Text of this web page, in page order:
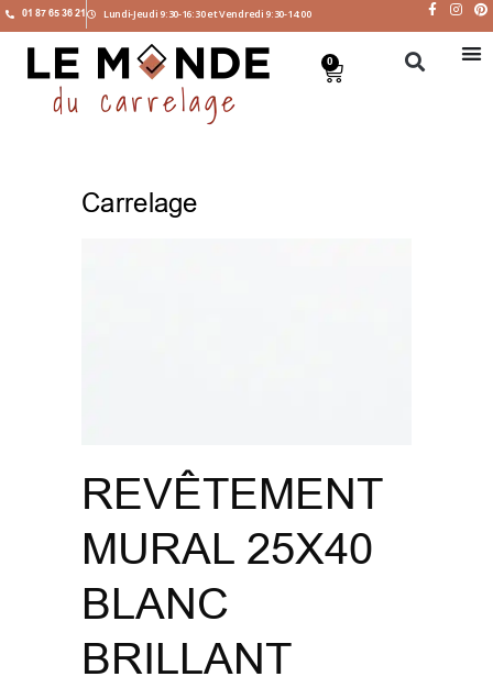
01 87 65 36 21 Lundi-Jeudi 9:30-16:30 et Vendredi 9:30-14:00
0
Carrelage
REVÊTEMENT
MURAL 25X40
BLANC
BRILLANT